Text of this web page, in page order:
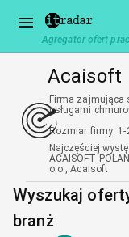
Agregator ofert
Acaisoft
Firma zajmująca
usługami
Rozmiar firmy:
Najczęściej
ACAISOFT
o.o., Acaisoft
Wyszukaj
branż